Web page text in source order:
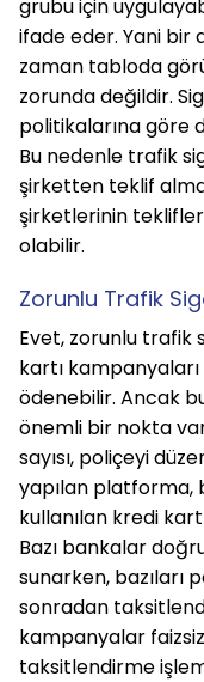
grubu için
ifade eder. Yani bir
zaman tabloda
zorunda değildir.
politikalarına göre
Bu nedenle trafik
şirketten teklif
şirketlerinin
olabilir.
Zorunlu Trafik
Evet, zorunlu trafik
kartı
ödenebilir. Ancak
önemli bir nokta
sayısı, poliçeyi
yapılan platforma,
kullanılan kredi
Bazı bankalar
sunarken, bazıları
sonradan
kampanyalar
taksitlendirme